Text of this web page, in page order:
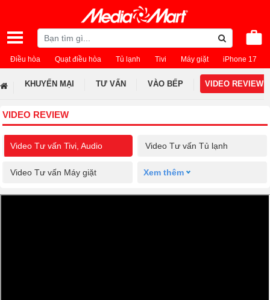
Điều hòa Quạt điều hòa Tủ lạnh Tivi Máy giặt iPhone 17
KHUYẾN MẠI TƯ VẤN VÀO BẾP VIDEO REVIEW
VIDEO REVIEW
Video Tư vấn Tivi, Audio Video Tư vấn Tủ lạnh
Video Tư vấn Máy giặt Xem thêm